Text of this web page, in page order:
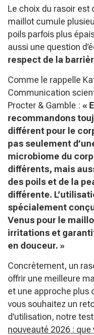
Le choix du rasoir est
maillot cumule
poils parfois plus
aussi une question
respect de la
Comme le rappelle
Communication
Procter & Gamble : «
recommandons
différent pour le
pas seulement
microbiome du
différents, mais
des poils et de la
différente.
spécialement
Venus pour le
irritations et
en douceur. »
Concrètement, un
offrir une meilleure
et une approche plus
vous souhaitez un
d’utilisation, notre
nouveauté 2026 :